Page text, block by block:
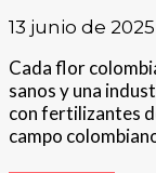
13 junio de 2025
Cada flor
sanos y una
con fertilizantes
campo